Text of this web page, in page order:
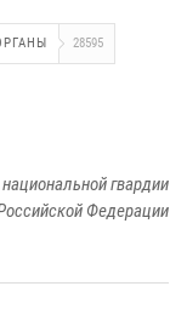
28595
гвардии
Федерации